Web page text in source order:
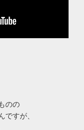
のの
ですが、